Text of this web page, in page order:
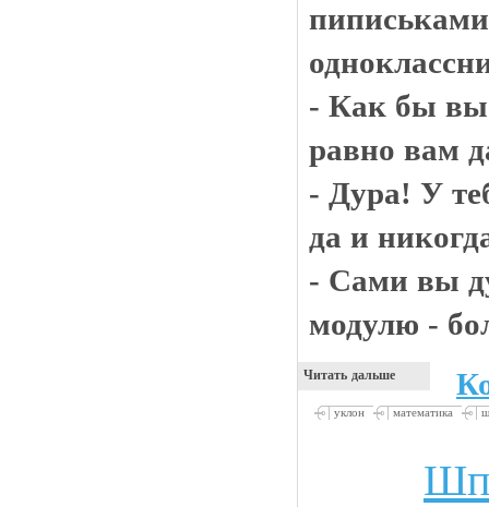
- Как бы вы
равно вам
- Дура! У
да и
- Сами вы
модулю -
Читать дальше
уклон математика